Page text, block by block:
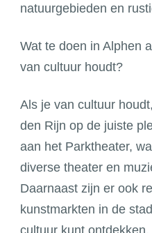
natuurgebieden en
Wat te doen in Alphen
van cultuur houdt?
Als je van cultuur
den Rijn op de juiste
aan het Parktheater,
diverse theater en
Daarnaast zijn er ook
kunstmarkten in de
cultuur kunt ontdekken.